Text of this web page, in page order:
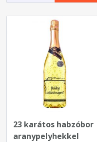
23 karátos habzóbor
aranypelyhekkel